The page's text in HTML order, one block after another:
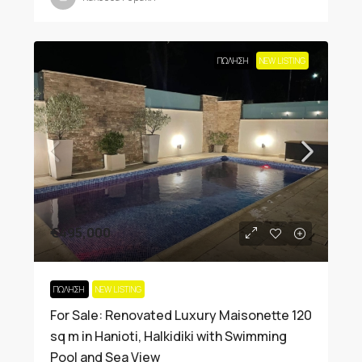
ΠΏΛΗΣΗ NEW LISTING
€495,000
ΠΏΛΗΣΗ NEW LISTING
For Sale: Renovated Luxury Maisonette 120
sq m in Hanioti, Halkidiki with Swimming
Pool and Sea View